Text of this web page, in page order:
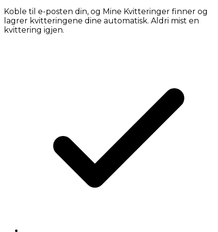
Koble til e-posten din, og Mine Kvitteringer finner og
lagrer kvitteringene dine automatisk. Aldri mist en
kvittering igjen.